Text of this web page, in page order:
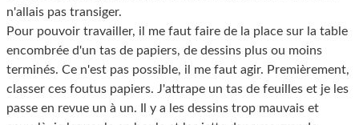
n'allais pas transiger.
Pour pouvoir travailler, il me faut faire de la place sur la table
encombrée d'un tas de papiers, de dessins plus ou moins
terminés. Ce n'est pas possible, il me faut agir. Premièrement,
classer ces foutus papiers. J'attrape un tas de feuilles et je les
passe en revue un à un. Il y a les dessins trop mauvais et